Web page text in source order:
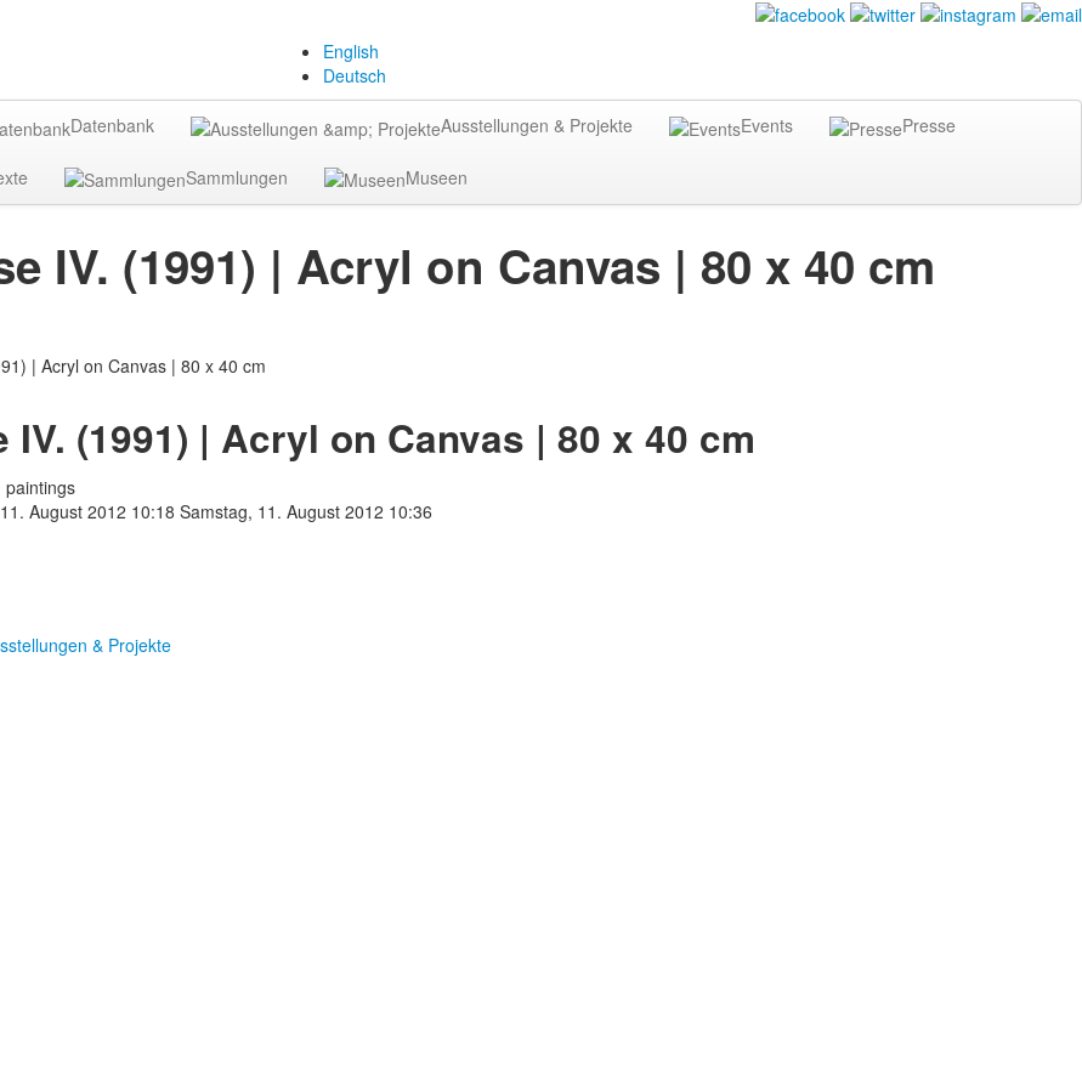
English
Deutsch
Datenbank Ausstellungen & Projekte Events Presse
Sammlungen Museen
IV. (1991) | Acryl on Canvas | 80 x 40 cm
IV. (1991) | Acryl on Canvas | 80 x 40 cm
paintings
August 2012 10:18 Samstag, 11. August 2012 10:36
& Projekte